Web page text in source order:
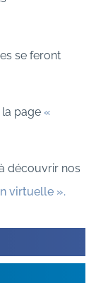
se feront
la page «
découvrir nos
virtuelle ».